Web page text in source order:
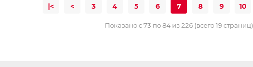
|< < 3 4 5 6 7 8 9 10
Показано с 73 по 84 из 226 (всего 19 страниц)